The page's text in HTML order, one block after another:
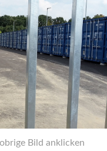
Bild anklicken